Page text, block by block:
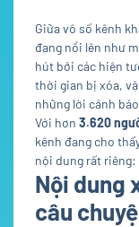
Giữa vô số kênh
đang nổi lên như
hút bởi các hiện
thời gian bị xóa,
những lời cảnh
Với hơn 3.620
kênh đang cho
nội dung rất
Nội dung
câu